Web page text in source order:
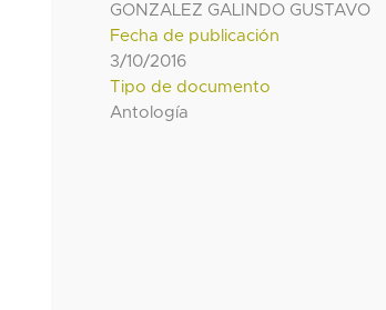
GONZALEZ GALINDO GUSTAVO
Fecha de publicación
3/10/2016
Tipo de documento
Antología